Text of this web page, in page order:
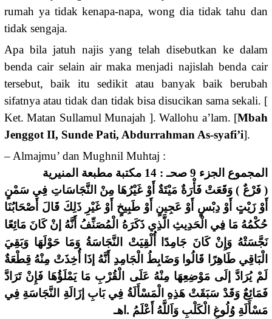
rumah ya tidak kenapa-napa, wong dia tidak tahu dan
tidak sengaja.
Apa bila jatuh najis yang telah disebutkan ke dalam
benda cair selain air maka menjadi najislah benda cair
tersebut, baik itu sedikit atau banyak baik berubah
sifatnya atau tidak dan tidak bisa disucikan sama sekali. [
Ket. Matan Sullamul Munajah ]. Wallohu a’lam. [Mbah
Jenggot II, Sunde Pati, Abdurrahman As-syafi’i].
– Almajmu’ dan Mughnil Muhtaj :
المجموع الجزء 9 صحـ : 14 مكتبة مطبعة المنيرية
( فَرْعٌ ) وَقَعَتْ فَأْرَةٌ مَيْتَةٌ أَوْ غَيْرُهَا مِنْ النَّجَاسَاتِ فِي سَمْنٍ
أَوْ زَيْتٍ أَوْ دِبْسٍ أَوْ عَجِينٍ أَوْ طَبِيخٍ أَوْ غَيْرِ ذَلِكَ قَالَ أَصْحَابُنَا
حُكْمُهُ مَا فِي الْحَدِيثِ الَّذِي ذَكَرَهُ الْمُصَنِّفُ أَنَّهُ إنْ كَانَ مَائِعًا
نَجَّسَتْهُ وَإِنْ كَانَ جَامِدًا أُلْقِيَتْ النَّجَاسَةُ وَمَا حَوْلَهَا وَبَقِيَ
الْبَاقِي طَاهِرًا قَالُوا وَضَابِطُ الْجَامِدِ أَنَّهُ إذَا أُخِذَتْ مِنْهُ قِطْعَةٌ
لَمْ يُرَادَّ إلَى مَوْضِعِهَا مِنْهُ عَلَى الْقُرْبِ مَا يَمْلَؤُهَا فَإِنْ تَرَادَّ
فَمَائِعٌ وَقَدْ سَبَقَتْ هَذِهِ الْمَسْأَلَةُ فِي بَابِ إزَالَةِ النَّجَاسَةِ فِي
مَسْأَلَةِ وُلُوغِ الْكَلْبِ وَاَللَّهُ أَعْلَمُ .اهـ